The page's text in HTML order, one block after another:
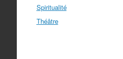
Spiritualité
Théâtre